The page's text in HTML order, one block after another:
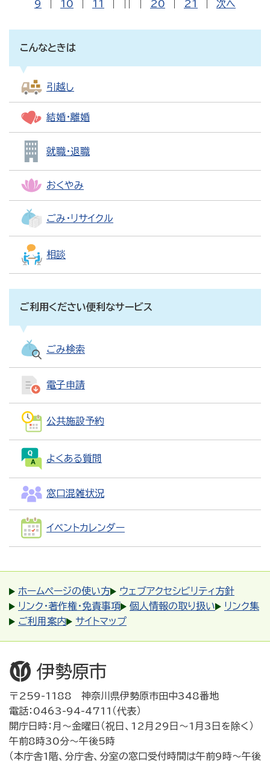
9 10 11 20 21 次へ
こんなときは
引越し
結婚・離婚
就職・退職
おくやみ
ごみ・リサイクル
相談
ご利用ください便利なサービス
ごみ検索
電子申請
公共施設予約
よくある質問
窓口混雑状況
イベントカレンダー
ホームページの使い方
ウェブアクセシビリティ方針
リンク・著作権・免責事項
個人情報の取り扱い
リンク集
ご利用案内
サイトマップ
〒259-1188 神奈川県伊勢原市田中348番地
電話：0463-94-4711（代表）
開庁日時：月～金曜日（祝日、12月29日～1月3日を除く）
午前8時30分～午後5時
（本庁舎1階、分庁舎、分室の窓口受付時間は午前9時～午後